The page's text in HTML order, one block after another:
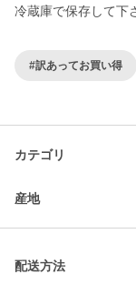
冷蔵庫で保存して下
#訳あってお買い得
カテゴリ
産地
配送方法